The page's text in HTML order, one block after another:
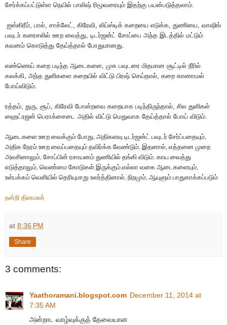
சேர்க்கப்பட்டுள்ள நெயில் பாலிஷ் ரிமூவரையும் இதற்கு பயன்படுத்தலாம்
ஐஸ்கிரீம் பால் சாக்லேட் கிரேவி லிப்ஸ்டிக் கறையை எடுக்க துணியை வாஷிங்
பவுடர் கரைசலில் ஊற வைத்து டிடர்ஜன்ட் சோப்பை அந்த இடத்தில் மட்டும்
கவனம் கொடுத்து தேய்த்தால் போதுமானது
எண்ணெய் கறை படிந்த ஆடைகளை முக பவுடரை மிதமான சூட்டில் நீரில்
கலக்கி அந்த துளிகளை கறையில் விட்டு பிரஷ் செய்தால் கறை காணாமல்
போய்விடும்
ரத்தம் துரு சூப் கிரேவி போன்றவை கறையாக படிந்திருந்தால் சில துளிகள்
ஹைட்ரஜன் பெராக்சைடை அதில் விட்டு மெதுவாக தேய்த்தால் போய் விடும்
ஆடைகளை ஊற வைக்கும் போது, அதிகளவு டிடர்ஜன்ட் பவுடர் சேர்ப்பதையும்,
அதிக நேரம் ஊற வைப்பதையும் தவிர்க்க வேண்டும். இதனால், எத்தனை முறை
அலசினாலும், சோப்பின் ரசாயனம் துணியில் தங்கி விடும். காய வைத்து
எடுத்தாலும், வெண்மை கோடுகள் இருக்கும்.எல்லா வகை ஆடைகளையும்,
உள்பக்கம் வெளியில் தெரியுமாறு உலர்த்தினால், நிறமும், ஆயுளும் பாதுகாக்கப்படும்
நன்றி தினமலர்
at 8:36 PM
Share
3 comments:
Yaathoramani.blogspot.com December 11, 2014 at
7:35 AM
அன்றாட வாழ்வுக்குத் தேவையான